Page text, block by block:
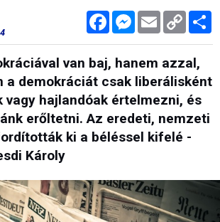
FacebookMessenger
Email Copy
Link
van baj, hanem azzal,
a demokráciát csak liberálisként
vagy hajlandóak értelmezni, és
erőltetni. Az eredeti, nemzeti
ki a béléssel kifelé -
Károly